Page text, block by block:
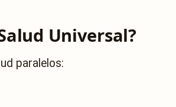
Universal?
paralelos: